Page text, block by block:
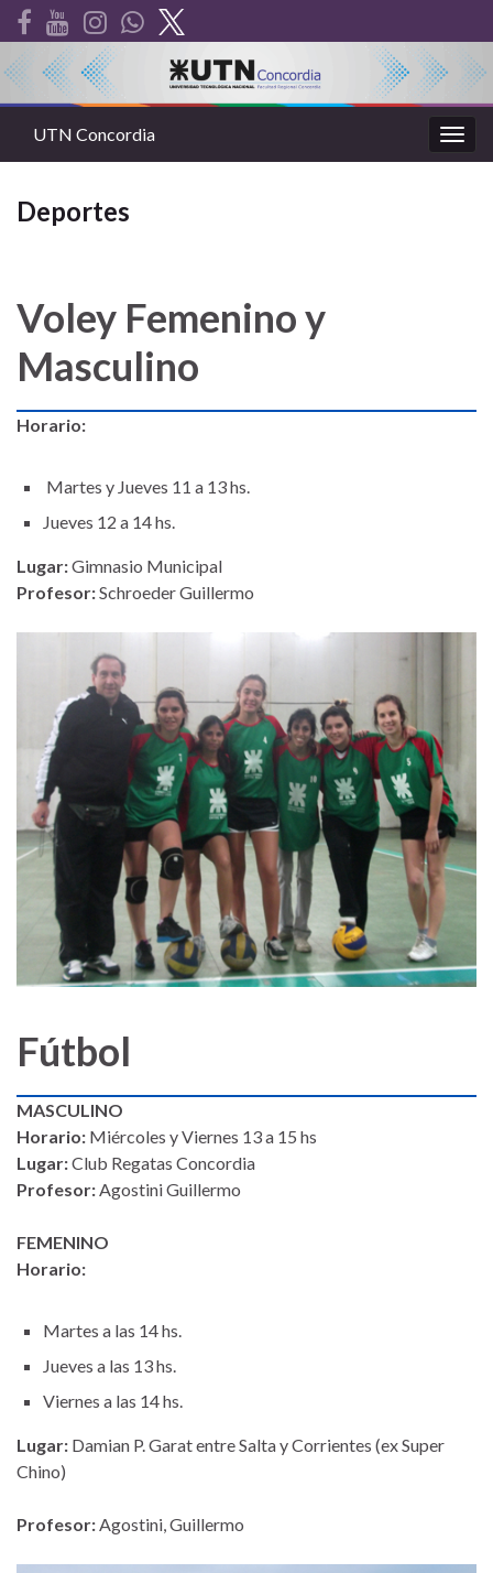
la
UTN Concordia
Deportes
Voley Femenino y
Masculino
Horario:
Martes y Jueves 11 a 13 hs.
Jueves 12 a 14 hs.
Lugar:Gimnasio Municipal
Profesor:Schroeder Guillermo
Fútbol
MASCULINO
Horario: Miércoles y Viernes 13 a 15 hs
Lugar:Club Regatas Concordia
Profesor: Agostini Guillermo
FEMENINO
Horario:
Martes a las 14 hs.
Jueves a las 13 hs.
Viernes a las 14 hs.
Lugar: Damian P. Garat entre Salta y Corrientes (ex Super
Chino)
Profesor: Agostini, Guillermo